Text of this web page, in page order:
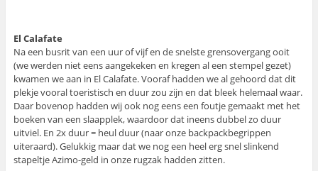
El Calafate
Na een busrit van een uur of vijf en de snelste grensovergang ooit
(we werden niet eens aangekeken en kregen al een stempel gezet)
kwamen we aan in El Calafate. Vooraf hadden we al gehoord dat dit
plekje vooral toeristisch en duur zou zijn en dat bleek helemaal waar.
Daar bovenop hadden wij ook nog eens een foutje gemaakt met het
boeken van een slaapplek, waardoor dat ineens dubbel zo duur
uitviel. En 2x duur = heul duur (naar onze backpackbegrippen
uiteraard). Gelukkig maar dat we nog een heel erg snel slinkend
stapeltje Azimo-geld in onze rugzak hadden zitten.